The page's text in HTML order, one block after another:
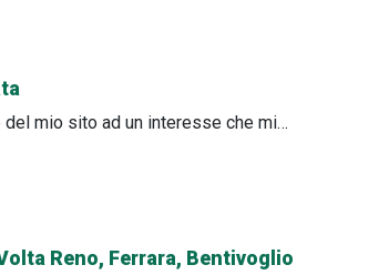
mio sito ad un interesse che mi…
Reno, Ferrara, Bentivoglio